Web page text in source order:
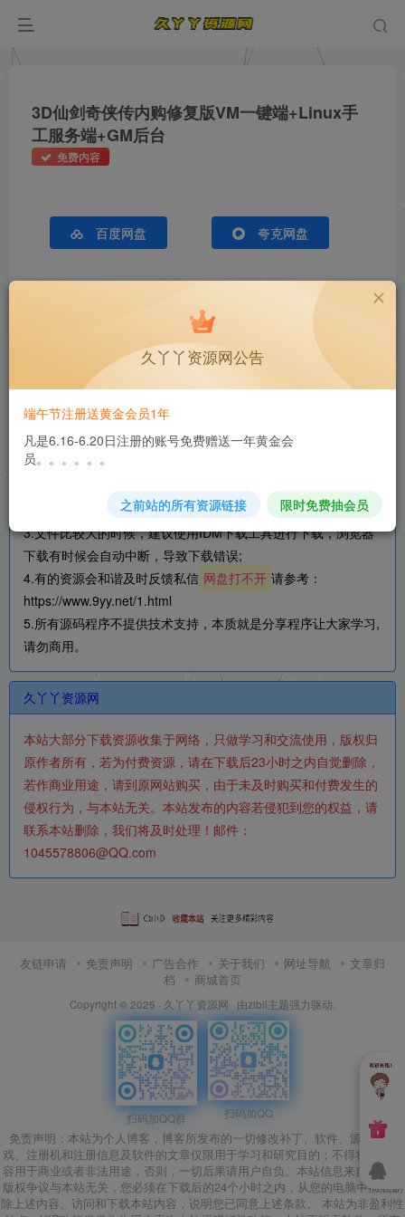
3D仙剑奇侠传内购修复版VM一键端+Linux手
工服务端+GM后台
免费内容
百度网盘 夸克网盘
1.压缩包解压密码： 文章内包含密码丨www.gopojie.com丨
www.9yy.net丨压缩包注释
2.下载后文件若为压缩包格式，请安装7Z软件或者其它压缩软件
3.文件比较大的时候，建议使用IDM下载工具进行下载，浏览器
下载有时候会自动中断，导致下载错误;
4.有的资源会和谐及时反馈私信 网盘打不开 请参考：
https://www.9yy.net/1.html
5.所有源码程序不提供技术支持，本质就是分享程序让大家学习,
请勿商用。
久丫丫资源网
本站大部分下载资源收集于网络，只做学习和交流使用，版权归
原作者所有，若为付费资源，请在下载后23小时之内自觉删除，
若作商业用途，请到原网站购买，由于未及时购买和付费发生的
侵权行为，与本站无关。本站发布的内容若侵犯到您的权益，请
联系本站删除，我们将及时处理！邮件：
1045578806@QQ.com
友链申请 免责声明 广告合作 关于我们 网址导航
文章归
档
商城首页
Copyright © 2025 · 久丫丫资源网 · 由zibll主题强力驱动.
扫码加QQ群 扫码加QQ
免责声明：本站为个人博客，博客所发布的一切修改补丁、软件、源码、游
戏、注册机和注册信息及软件的文章仅限用于学习和研究目的；不得将上述内
容用于商业或者非法用途，否则，一切后果请用户自负。本站信息来自网络，
版权争议与本站无关，您必须在下载后的24个小时之内，从您的电脑中彻底删
除上述内容。访问和下载本站内容，说明您已同意上述条款。 本站为非盈利性
久丫丫资源网公告
端午节注册送黄金会员1年
凡是6.16-6.20日注册的账号免费赠送一年黄金会
员。。。。。。
之前站的所有资源链接 限时免费抽会员